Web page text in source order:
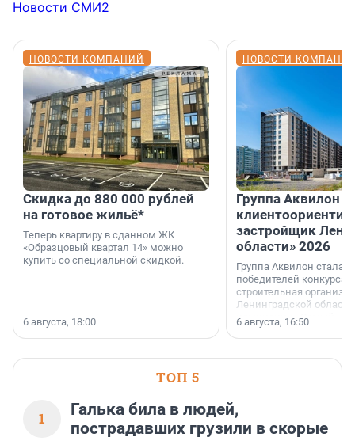
Новости СМИ2
НОВОСТИ КОМПАНИЙ
Скидка до 880 000 рублей
на готовое жильё*
Теперь квартиру в сданном ЖК
«Образцовый квартал 14» можно
купить со специальной скидкой.
6 августа, 18:00
НОВОСТИ
Группа Аквилон
застройщик
области» 2026
Группа Аквилон стала
победителей конкурса
строительная
Ленинградской области
номинации «Самый
застройщик
области».
6 августа, 16:50
ТОП 5
1
Галька била в людей,
пострадавших грузили в скорые